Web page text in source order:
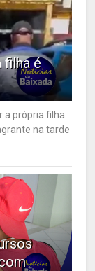
filha é
a própria filha
na tarde